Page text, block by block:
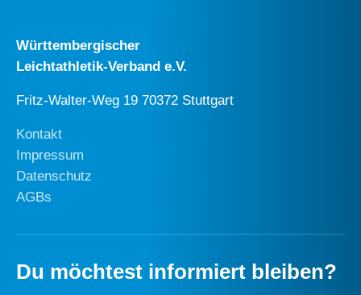
Württembergischer
Leichtathletik-Verband e.V.
Fritz-Walter-Weg 19 70372 Stuttgart
Kontakt
Impressum
Datenschutz
AGBs
Du möchtest informiert bleiben?